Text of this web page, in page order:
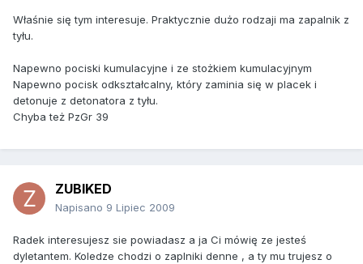
Właśnie się tym interesuje. Praktycznie dużo rodzaji ma zapalnik z
tyłu.
Napewno pociski kumulacyjne i ze stożkiem kumulacyjnym
Napewno pocisk odkształcalny, który zaminia się w placek i
detonuje z detonatora z tyłu.
Chyba też PzGr 39
ZUBIKED
Napisano 9 Lipiec 2009
Radek interesujesz sie powiadasz a ja Ci mówię ze jesteś
dyletantem. Koledze chodzi o zaplniki denne , a ty mu trujesz o